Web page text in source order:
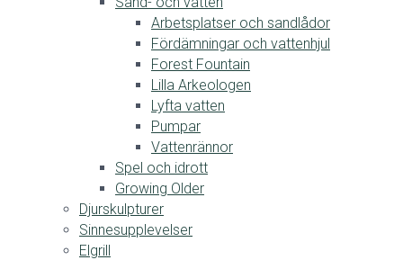
Arbetsplatser och sandlådor
Fördämningar och vattenhjul
Forest Fountain
Lilla Arkeologen
Lyfta vatten
Pumpar
Vattenrännor
Spel och idrott
Growing Older
Djurskulpturer
Sinnesupplevelser
Elgrill